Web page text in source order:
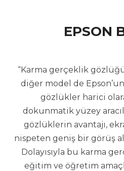
EPSON
“Karma gerçeklik
diğer model de
gözlükler harici
dokunmatik yüzey
gözlüklerin avantajı,
nispeten geniş bir görüş
Dolayısıyla bu karma
eğitim ve öğretim